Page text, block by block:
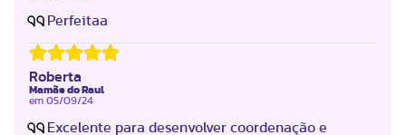
Perfeitaa
Roberta
Mamãe do Raul
em 05/09/24
Excelente para desenvolver coordenação e